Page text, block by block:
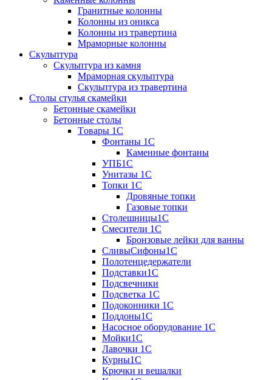
Гранитные колонны
Колонны из оникса
Колонны из травертина
Мраморные колонны
Скульптура
Скульптура из камня
Мраморная скульптура
Скульптура из травертина
Столы стулья скамейки
Бетонные скамейки
Бетонные столы
Tовары 1C
Фонтаны 1C
Каменные фонтаны
УПБ1С
Унитазы 1С
Топки 1С
Дровяные топки
Газовые топки
Столешницы1С
Смесители 1С
Бронзовые лейки для ванны
СливыСифоны1С
Полотенцедержатели
Подставки1С
Подсвечники
Подсветка 1С
Подоконники 1С
Поддоны1С
Насосное оборудование 1С
Мойки1С
Лавочки 1С
Курны1С
Крючки и вешалки